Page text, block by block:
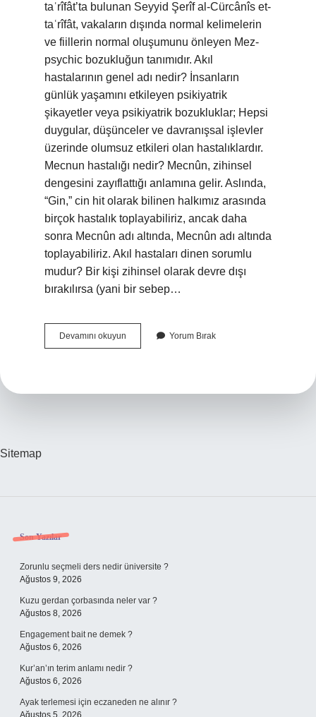
taʿrîfât’ta bulunan Seyyid Şerîf al-Cürcânîs et-
taʿrîfât, vakaların dışında normal kelimelerin
ve fiillerin normal oluşumunu önleyen Mez-
psychic bozukluğun tanımıdır. Akıl
hastalarının genel adı nedir? İnsanların
günlük yaşamını etkileyen psikiyatrik
şikayetler veya psikiyatrik bozukluklar; Hepsi
duygular, düşünceler ve davranışsal işlevler
üzerinde olumsuz etkileri olan hastalıklardır.
Mecnun hastalığı nedir? Mecnûn, zihinsel
dengesini zayıflattığı anlamına gelir. Aslında,
“Gin,” cin hit olarak bilinen halkımız arasında
birçok hastalık toplayabiliriz, ancak daha
sonra Mecnûn adı altında, Mecnûn adı altında
toplayabiliriz. Akıl hastaları dinen sorumlu
mudur? Bir kişi zihinsel olarak devre dışı
bırakılırsa (yani bir sebep…
Devamını okuyun
I
Yorum Bırak
Sitemap
Sidebar
Son Yazılar
Zorunlu seçmeli ders nedir üniversite ?
Ağustos 9, 2026
Kuzu gerdan çorbasında neler var ?
Ağustos 8, 2026
Engagement bait ne demek ?
Ağustos 6, 2026
Kur’an’ın terim anlamı nedir ?
Ağustos 6, 2026
Ayak terlemesi için eczaneden ne alınır ?
Ağustos 5, 2026